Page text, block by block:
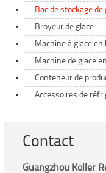
Bac de stockage de
Broyeur de glace
Machine à glace
Machine de glace
Conteneur de
Accessoires de
Contact
Guangzhou Koller